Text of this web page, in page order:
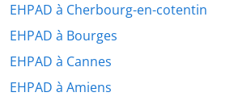
EHPAD à Cherbourg-en-cotentin
EHPAD à Bourges
EHPAD à Cannes
EHPAD à Amiens